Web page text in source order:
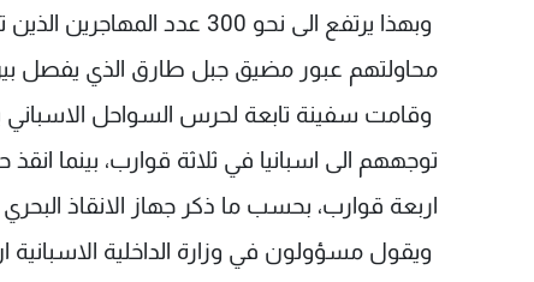
وبهذا يرتفع الى نحو 300
محاولتهم عبور مضيق جبل طارق الذي يفصل
اربعة قوارب، بحسب ما ذكر جهاز الانقاذ
ويقول مسؤولون في وزارة الداخلية